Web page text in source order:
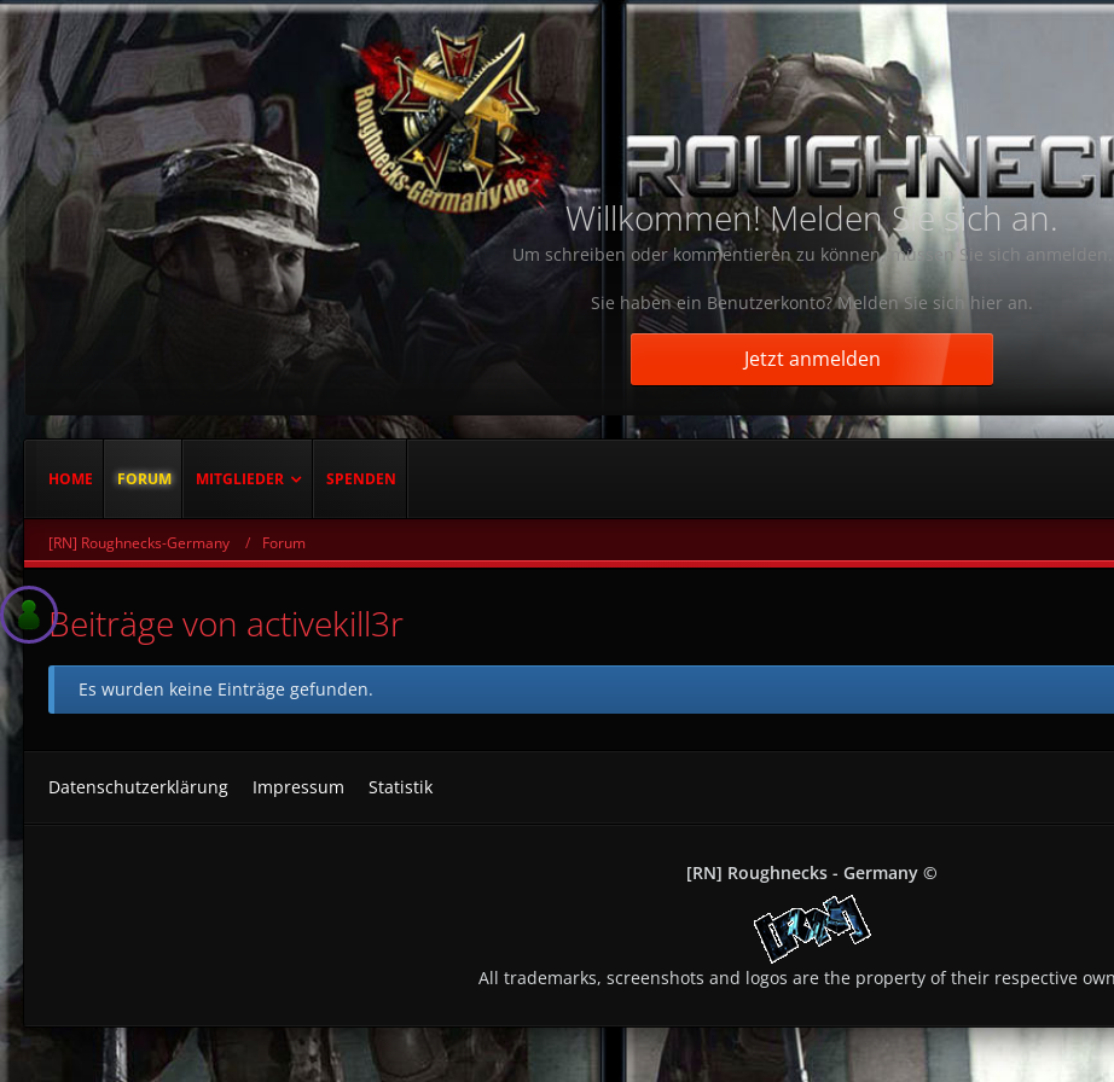
Willkommen! Melden Sie sich an.
Um schreiben oder kommentieren zu können, müssen Sie sich anmelden.
Sie haben ein Benutzerkonto? Melden Sie sich hier an.
Jetzt anmelden
HOME FORUM MITGLIEDER SPENDEN
[RN] Roughnecks-Germany Forum
Beiträge von activekill3r
Es wurden keine Einträge gefunden.
Datenschutzerklärung Impressum Statistik
[RN] Roughnecks - Germany ©
All trademarks, screenshots and logos are the property of their respective